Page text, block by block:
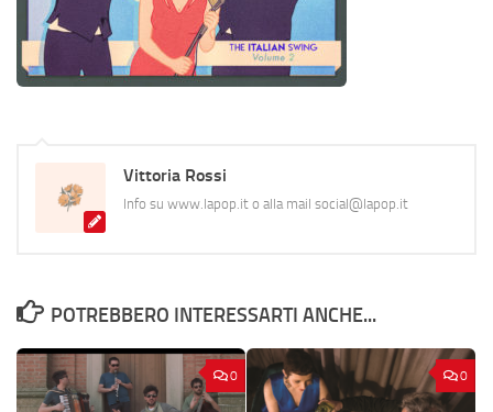
Vittoria Rossi
Info su www.lapop.it o alla mail social@lapop.it
POTREBBERO INTERESSARTI ANCHE...
0 0